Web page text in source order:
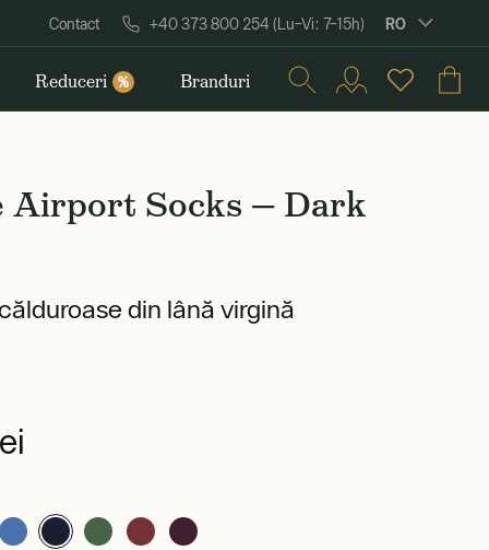
Contact +40 373 800 254 (Lu–Vi: 7–15h) RO
Reduceri % Branduri
Airport Socks — Dark
din lână virgină